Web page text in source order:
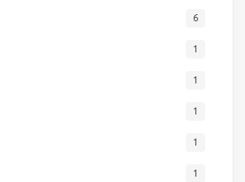
6
1
1
1
1
1